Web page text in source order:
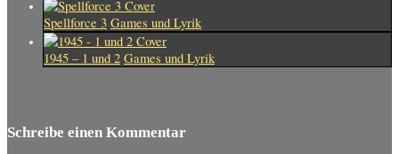
Spellforce 3 Games und Lyrik
1945 – 1 und 2 Games und Lyrik
Schreibe einen Kommentar